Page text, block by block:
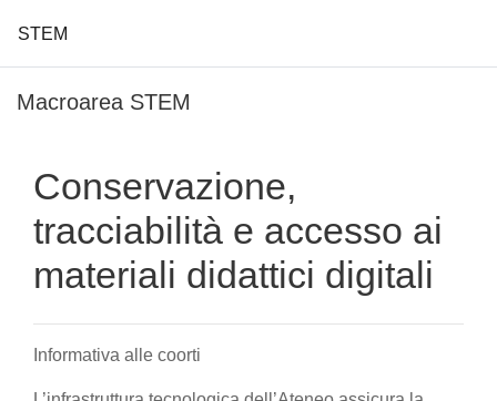
STEM
Macroarea STEM
Conservazione,
tracciabilità e accesso ai
materiali didattici digitali
Informativa alle coorti